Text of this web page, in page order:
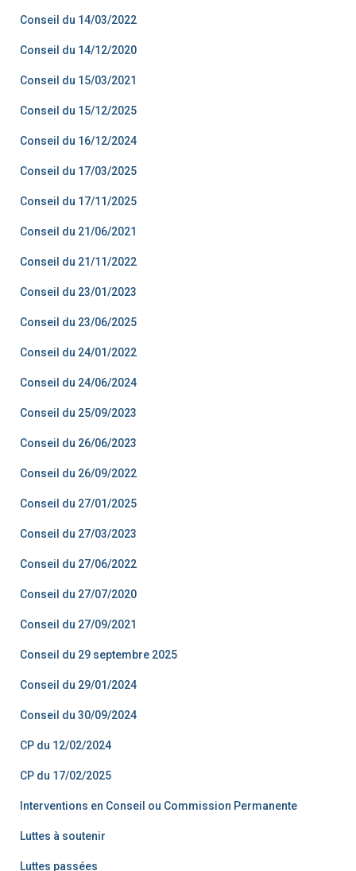
Conseil du 14/03/2022
Conseil du 14/12/2020
Conseil du 15/03/2021
Conseil du 15/12/2025
Conseil du 16/12/2024
Conseil du 17/03/2025
Conseil du 17/11/2025
Conseil du 21/06/2021
Conseil du 21/11/2022
Conseil du 23/01/2023
Conseil du 23/06/2025
Conseil du 24/01/2022
Conseil du 24/06/2024
Conseil du 25/09/2023
Conseil du 26/06/2023
Conseil du 26/09/2022
Conseil du 27/01/2025
Conseil du 27/03/2023
Conseil du 27/06/2022
Conseil du 27/07/2020
Conseil du 27/09/2021
Conseil du 29 septembre 2025
Conseil du 29/01/2024
Conseil du 30/09/2024
CP du 12/02/2024
CP du 17/02/2025
Interventions en Conseil ou Commission Permanente
Luttes à soutenir
Luttes passées